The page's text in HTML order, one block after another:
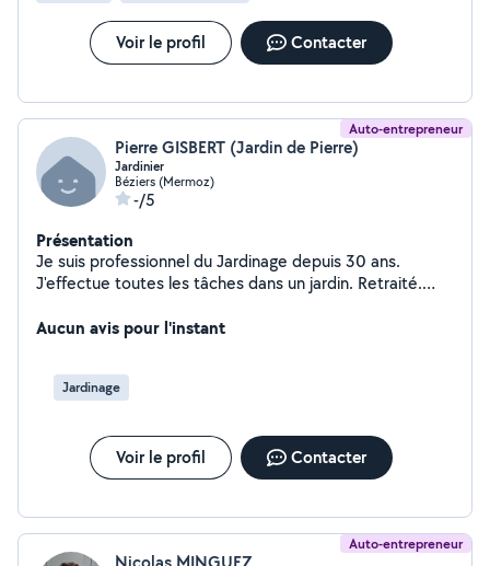
Voir le profil Contacter
Auto-entrepreneur
Pierre GISBERT (Jardin de Pierre)
Jardinier
Béziers (Mermoz)
-/5
Présentation
Je suis professionnel du Jardinage depuis 30 ans.
J'effectue toutes les tâches dans un jardin. Retraité.
Aucun avis pour l'instant
Jardinage
Voir le profil Contacter
Auto-entrepreneur